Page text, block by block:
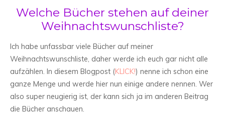
Welche Bücher stehen auf deiner
Weihnachtswunschliste?
Ich habe unfassbar viele Bücher auf meiner
Weihnachtswunschliste, daher werde ich euch gar nicht alle
aufzählen. In diesem Blogpost (KLICK!) nenne ich schon eine
ganze Menge und werde hier nun einige andere nennen. Wer
also super neugierig ist, der kann sich ja im anderen Beitrag
die Bücher anschauen.